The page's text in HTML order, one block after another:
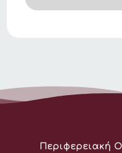
Διεύθυνση:
Περιφερειακή